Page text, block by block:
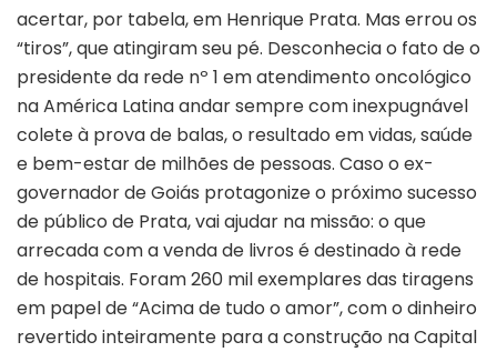
acertar, por tabela, em Henrique Prata. Mas errou os
“tiros”, que atingiram seu pé. Desconhecia o fato de o
presidente da rede nº 1 em atendimento oncológico
na América Latina andar sempre com inexpugnável
colete à prova de balas, o resultado em vidas, saúde
e bem-estar de milhões de pessoas. Caso o ex-
governador de Goiás protagonize o próximo sucesso
de público de Prata, vai ajudar na missão: o que
arrecada com a venda de livros é destinado à rede
de hospitais. Foram 260 mil exemplares das tiragens
em papel de “Acima de tudo o amor”, com o dinheiro
revertido inteiramente para a construção na Capital